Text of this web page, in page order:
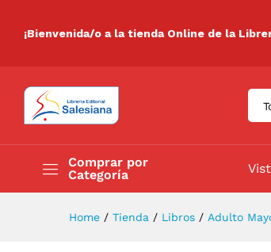
¡Bienvenida/o a la tienda Online de la
Comprar por
Categoría
Promociones
Home / Tienda / Libros / Adulto